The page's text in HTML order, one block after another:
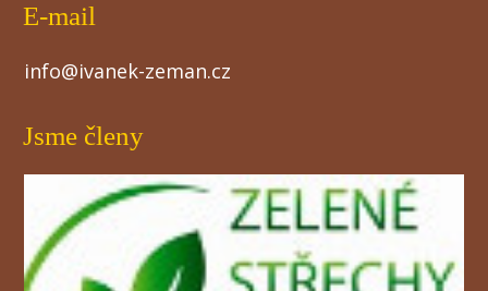
E-mail
info@ivanek-zeman.cz
Jsme členy